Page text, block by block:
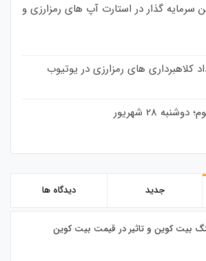
سرمایه‌ گذار در استارت‌ آپ‌ های رمزارزی و
کلاهبرداری های رمزارزی در یوتیوب
28 شهریور
جدید دیدگاه ها
بیت کوین و تاثیر در قیمت بیت کوین